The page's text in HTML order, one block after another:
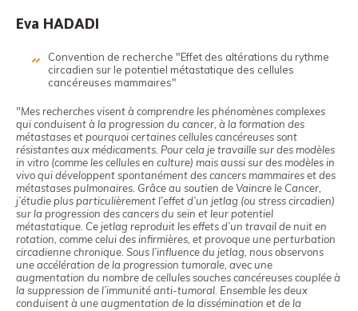
Eva HADADI
Convention de recherche "Effet des altérations du rythme
circadien sur le potentiel métastatique des cellules
cancéreuses mammaires"
"Mes recherches visent à comprendre les phénomènes complexes
qui conduisent à la progression du cancer, à la formation des
métastases et pourquoi certaines cellules cancéreuses sont
résistantes aux médicaments. Pour cela je travaille sur des modèles
in vitro (comme les cellules en culture) mais aussi sur des modèles in
vivo qui développent spontanément des cancers mammaires et des
métastases pulmonaires. Grâce au soutien de Vaincre le Cancer,
j’étudie plus particulièrement l’effet d’un jetlag (ou stress circadien)
sur la progression des cancers du sein et leur potentiel
métastatique. Ce jetlag reproduit les effets d’un travail de nuit en
rotation, comme celui des infirmières, et provoque une perturbation
circadienne chronique. Sous l’influence du jetlag, nous observons
une accélération de la progression tumorale, avec une
augmentation du nombre de cellules souches cancéreuses couplée à
la suppression de l’immunité anti-tumoral. Ensemble les deux
conduisent à une augmentation de la dissémination et de la